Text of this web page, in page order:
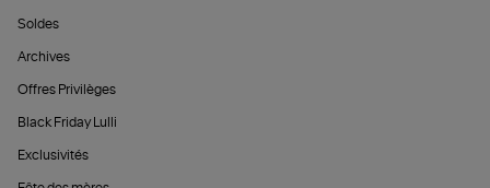
Soldes
Archives
Offres Privilèges
Black Friday Lulli
Exclusivités